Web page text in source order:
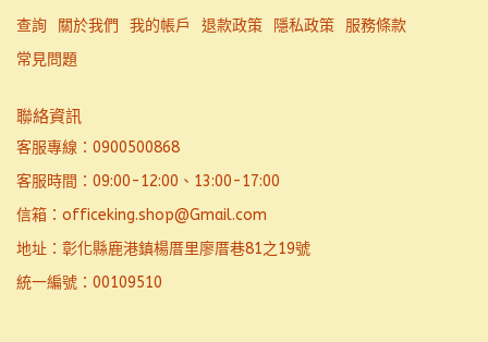
查詢 關於我們 我的帳戶 退款政策 隱私政策
服務條款
常見問題
聯絡資訊
客服專線：0900500868
客服時間：09:00-12:00、13:00-17:00
信箱：officeking.shop@Gmail.com
地址：彰化縣鹿港鎮楊厝里廖厝巷81之19號
統一編號：00109510